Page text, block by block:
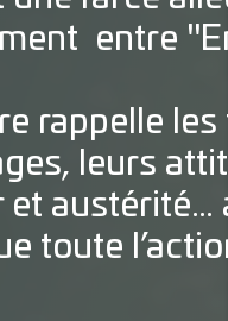
entre
rappelle
leurs
et austérité…
toute